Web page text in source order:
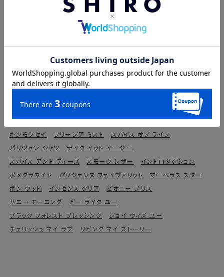
ヘアケア メイクアップ ホーム
グッズ
SHIRO LIFE（フード）
SHIROの香りから探す
サボン ホワイトリリー ホワイトティー
アールグレイ
キンモクセイ
フリージア ミスト
スパイス オブ ライフ
パリジャン シャツ
テイク イット イージー
スパイス アンド ティーズ
スモーク レザー
イントロダクション
ポメグラネイト
パリジェンヌ フェイヴァリット
マーベラス スター
ボン ウッド
インセンス クリア
ピオニー ブリス
サニー モーニング
ビー ライク ユー
ブラック フォレスト ブレッシング
ジョイ ウィズ ユー
チェリッシュ マイ ラブ
リビング マイ ストーリー